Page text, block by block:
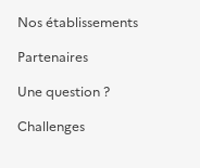
Nos établissements
Partenaires
Une question ?
Challenges